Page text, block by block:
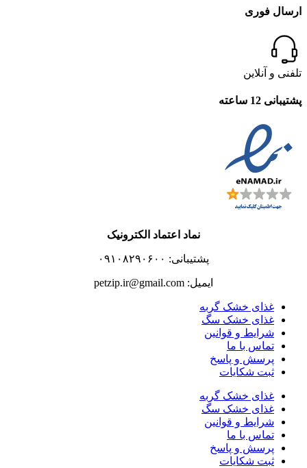
ارسال فوری
تلفنی و آنلاین
پشتیبانی 12 ساعته
نماد اعتماد الکترونیک
پشتیبانی: ۰۹۱۰۸۲۹۰۶۰۰
ایمیل: petzip.ir@gmail.com
غذای خشک گربه
غذای خشک سگ
شرایط و قوانین
تماس با ما
پرسش و پاسخ
ثبت شکایات
غذای خشک گربه
غذای خشک سگ
شرایط و قوانین
تماس با ما
پرسش و پاسخ
ثبت شکایات